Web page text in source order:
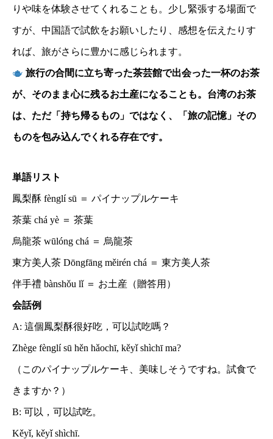
りや味を体験させてくれることも。少し緊張する場面で
すが、中国語で試飲をお願いしたり、感想を伝えたりす
れば、旅がさらに豊かに感じられます。
旅行の合間に立ち寄った茶芸館で出会った一杯のお茶
が、そのまま心に残るお土産になることも。台湾のお茶
は、ただ「持ち帰るもの」ではなく、「旅の記憶」その
ものを包み込んでくれる存在です。
単語リスト
鳳梨酥 fènglí sū ＝ パイナップルケーキ
茶葉 chá yè ＝ 茶葉
烏龍茶 wūlóng chá ＝ 烏龍茶
東方美人茶 Dōngfāng měirén chá ＝ 東方美人茶
伴手禮 bànshǒu lǐ ＝ お土産（贈答用）
会話例
A: 這個鳳梨酥很好吃，可以試吃嗎？
Zhège fènglí sū hěn hǎochī, kěyǐ shìchī ma?
（このパイナップルケーキ、美味しそうですね。試食で
きますか？）
B: 可以，可以試吃。
Kěyǐ, kěyǐ shìchī.